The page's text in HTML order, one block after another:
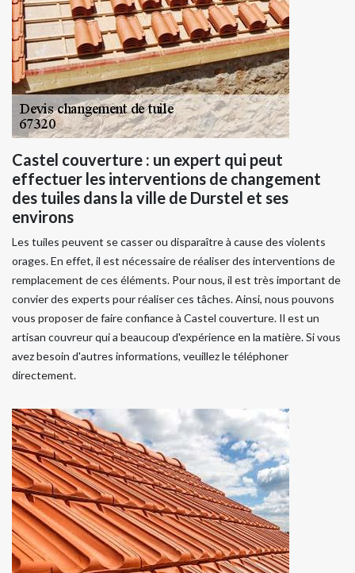
Castel couverture : un expert qui peut
effectuer les interventions de changement
des tuiles dans la ville de Durstel et ses
environs
Les tuiles peuvent se casser ou disparaître à cause des violents
orages. En effet, il est nécessaire de réaliser des interventions de
remplacement de ces éléments. Pour nous, il est très important de
convier des experts pour réaliser ces tâches. Ainsi, nous pouvons
vous proposer de faire confiance à Castel couverture. Il est un
artisan couvreur qui a beaucoup d'expérience en la matière. Si vous
avez besoin d'autres informations, veuillez le téléphoner
directement.